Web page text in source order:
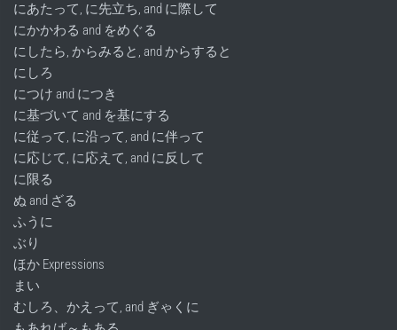
にあたって, に先立ち, and に際して
にかかわる and をめぐる
にしたら, からみると, and からすると
にしろ
につけ and につき
に基づいて and を基にする
に従って, に沿って, and に伴って
に応じて, に応えて, and に反して
に限る
ぬ and ざる
ふうに
ぶり
ほか Expressions
まい
むしろ、かえって, and ぎゃくに